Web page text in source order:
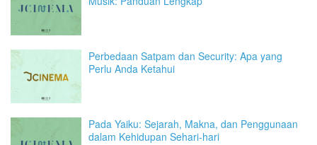
Perbedaan Satpam dan Security: Apa yang
Perlu Anda Ketahui
Pada Yaiku: Sejarah, Makna, dan Penggunaan
dalam Kehidupan Sehari-hari